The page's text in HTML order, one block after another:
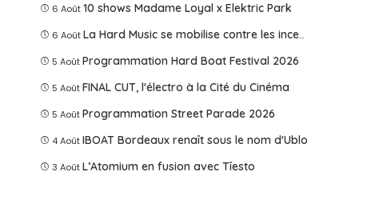
6 Août 10 shows Madame Loyal x Elektric Park
6 Août La Hard Music se mobilise contre les incendies
5 Août Programmation Hard Boat Festival 2026
5 Août FINAL CUT, l'électro à la Cité du Cinéma
5 Août Programmation Street Parade 2026
4 Août IBOAT Bordeaux renaît sous le nom d'Ublo
3 Août L’Atomium en fusion avec Tîesto